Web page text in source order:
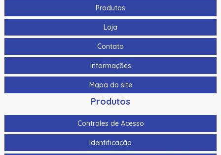
Produtos
Loja
Contato
Informações
Mapa do site
Produtos
Controles de Acesso
Identificação